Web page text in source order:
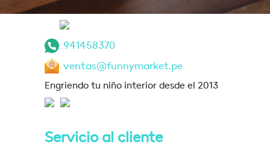
941458370
ventas@funnymarket.pe
Engriendo tu niño interior desde el 2013
Servicio al cliente